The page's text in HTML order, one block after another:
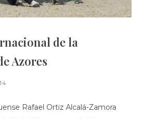
de la
Azores
Rafael Ortiz Alcalá-Zamora